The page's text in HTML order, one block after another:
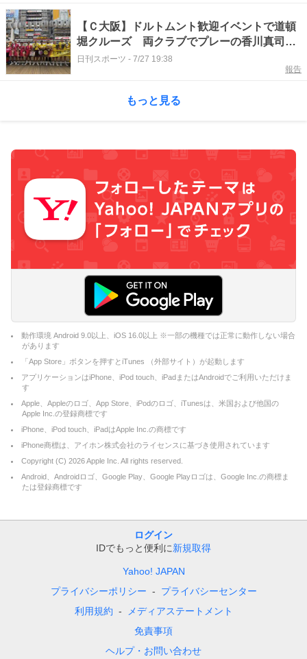
【Ｃ大阪】ドルトムント歓迎イベントで道頓
堀クルーズ 両クラブでプレーの香川真司も
乗船
日刊スポーツ - 7/27 19:38
報告
もっと見る
動作環境 Android 9.0以上、iOS 16.0以上 ※一部の機種では正常に動作しない場合
があります
「App Store」ボタンを押すとiTunes （外部サイト）が起動します
アプリケーションはiPhone、iPod touch、iPadまたはAndroidでご利用いただけま
す
Apple、Appleのロゴ、App Store、iPodのロゴ、iTunesは、米国および他国の
Apple Inc.の登録商標です
iPhone、iPod touch、iPadはApple Inc.の商標です
iPhone商標は、アイホン株式会社のライセンスに基づき使用されています
Copyright (C) 2026Apple Inc. All rights reserved.
Android、Androidロゴ、Google Play、Google Playロゴは、Google Inc.の商標ま
たは登録商標です
ログイン
IDでもっと便利に新規取得
Yahoo! JAPAN
プライバシーポリシー
プライバシーセンター
利用規約
メディアステートメント
免責事項
ヘルプ・お問い合わせ